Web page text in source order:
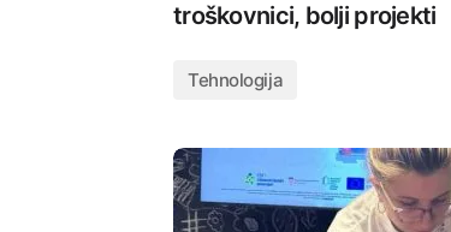
troškovnici, bolji projekti
Tehnologija